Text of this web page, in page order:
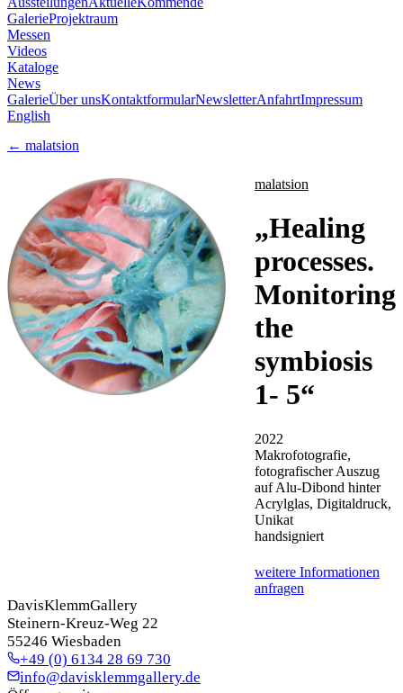
GalerieProjektraum
Messen
Videos
Kataloge
News
GalerieÜber unsKontaktformularNewsletterAnfahrtImpressum
English
← malatsion
malatsion
„Healing
processes.
Monitoring
the
symbiosis
1- 5“
2022
Makrofotografie,
fotografischer Auszug
auf Alu-Dibond hinter
Acrylglas, Digitaldruck,
Unikat
handsigniert
weitere Informationen
anfragen
DavisKlemmGallery
Steinern-Kreuz-Weg 22
55246 Wiesbaden
+49 (0) 6134 28 69 730
info@davisklemmgallery.de